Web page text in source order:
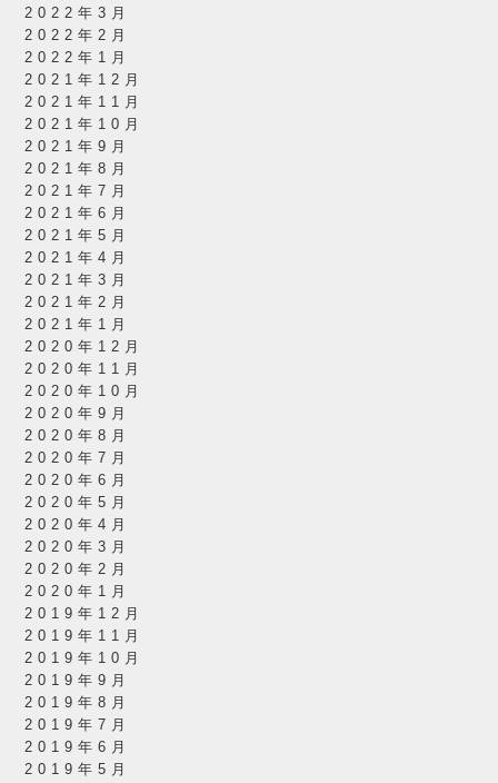
2022年3月
2022年2月
2022年1月
2021年12月
2021年11月
2021年10月
2021年9月
2021年8月
2021年7月
2021年6月
2021年5月
2021年4月
2021年3月
2021年2月
2021年1月
2020年12月
2020年11月
2020年10月
2020年9月
2020年8月
2020年7月
2020年6月
2020年5月
2020年4月
2020年3月
2020年2月
2020年1月
2019年12月
2019年11月
2019年10月
2019年9月
2019年8月
2019年7月
2019年6月
2019年5月